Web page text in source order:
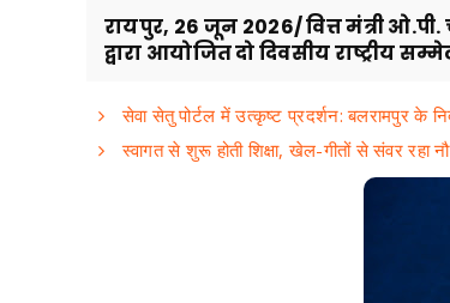
रायपुर, 26 जून 2026/ वित्त मंत्री
द्वारा आयोजित दो दिवसीय राष्ट्रीय
सेवा सेतु पोर्टल में उत्कृष्ट प्रदर्शन: बलरामपुर के
स्वागत से शुरू होती शिक्षा, खेल-गीतों से संवर रहा